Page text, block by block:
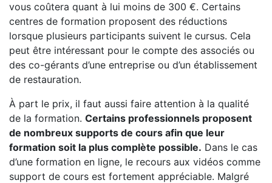
vous coûtera quant à lui moins de 300 €. Certains
centres de formation proposent des réductions
lorsque plusieurs participants suivent le cursus. Cela
peut être intéressant pour le compte des associés ou
des co-gérants d’une entreprise ou d’un établissement
de restauration.
À part le prix, il faut aussi faire attention à la qualité
de la formation. Certains professionnels proposent
de nombreux supports de cours afin que leur
formation soit la plus complète possible. Dans le cas
d’une formation en ligne, le recours aux vidéos comme
support de cours est fortement appréciable. Malgré